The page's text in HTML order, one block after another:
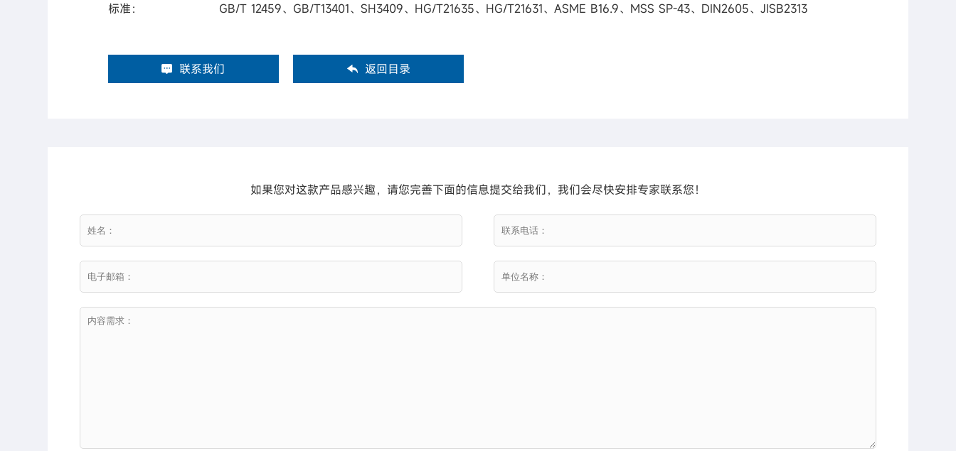
标准：
GB/T 12459、GB/T13401、SH3409、HG/T21635、HG/T21631、ASME B16.9、MSS SP-43、DIN2605、JISB2313
联系我们 返回目录
如果您对这款产品感兴趣，请您完善下面的信息提交给我们，我们会尽快安排专家联系您！